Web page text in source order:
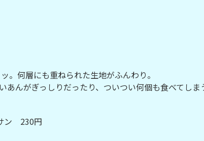
。何層にも重ねられた生地がふんわり。
んがぎっしりだったり、ついつい何個も食べてしま
ン 230円